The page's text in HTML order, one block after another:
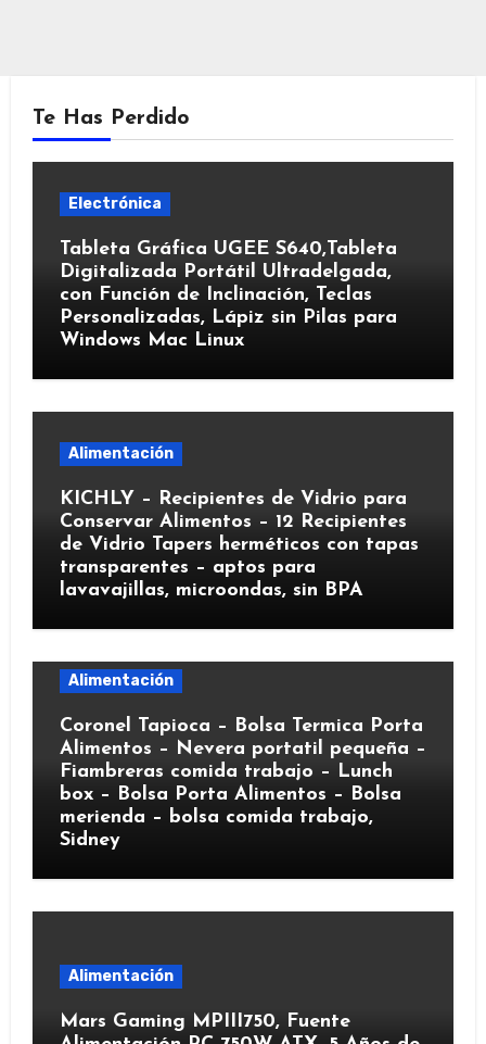
Te Has Perdido
Electrónica
Tableta Gráfica UGEE S640,Tableta
Digitalizada Portátil Ultradelgada,
con Función de Inclinación, Teclas
Personalizadas, Lápiz sin Pilas para
Windows Mac Linux
Alimentación
KICHLY – Recipientes de Vidrio para
Conservar Alimentos – 12 Recipientes
de Vidrio Tapers herméticos con tapas
transparentes – aptos para
lavavajillas, microondas, sin BPA
Alimentación
Coronel Tapioca – Bolsa Termica Porta
Alimentos – Nevera portatil pequeña –
Fiambreras comida trabajo – Lunch
box – Bolsa Porta Alimentos – Bolsa
merienda – bolsa comida trabajo,
Sidney
Alimentación
Mars Gaming MPIII750, Fuente